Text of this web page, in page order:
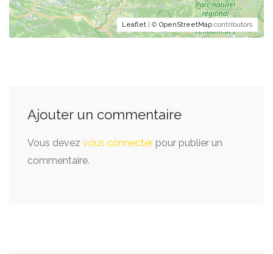
Leaflet | © OpenStreetMap contributors
Ajouter un commentaire
Vous devez vous connecter pour publier un
commentaire.